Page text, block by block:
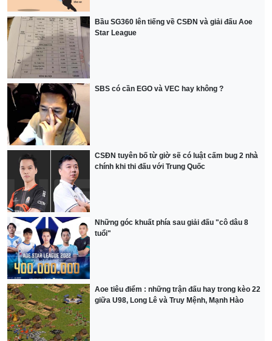
Bầu SG360 lên tiếng về CSĐN và giải đấu Aoe
Star League
SBS có cần EGO và VEC hay không ?
CSĐN tuyên bố từ giờ sẽ có luật cấm bug 2 nhà
chính khi thi đấu với Trung Quốc
Những góc khuất phía sau giải đấu "cô dâu 8
tuổi"
Aoe tiêu điểm : những trận đấu hay trong kèo 22
giữa U98, Long Lê và Truy Mệnh, Mạnh Hào